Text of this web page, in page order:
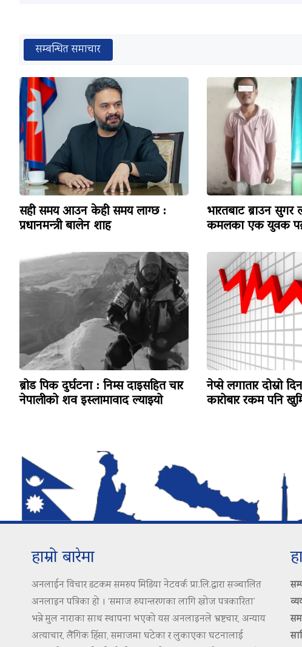
सम्बन्धित समाचार
सही समय आउन केही समय लाग्छ :
प्रधानमन्त्री बालेन शाह
भारतबाट ब्राउन
कमलका एक युवक
ब्रोड पिक दुर्घटना : निम्स दाइसहित चार
नेपालीको शव इस्लामावाद ल्याइयो
नेप्से लगातार दोस्रो
कारोबार रकम पनि
हाम्रो बारेमा
अनलाईन विचार डटकम समरुप मिडिया नेटवर्क प्रा.लि.द्वारा सञ्चालित
अनलाइन पत्रिका हो । ‘समाज रुपान्तरणका लागि खोज पत्रकारिता’
भन्ने मुल नाराका साथ स्थापना भएको यस अनलाइनले भ्रष्टचार, अन्याय
अत्याचार, लैंगिक हिंसा, समाजमा घटेका र लुकाएका घटनालाई